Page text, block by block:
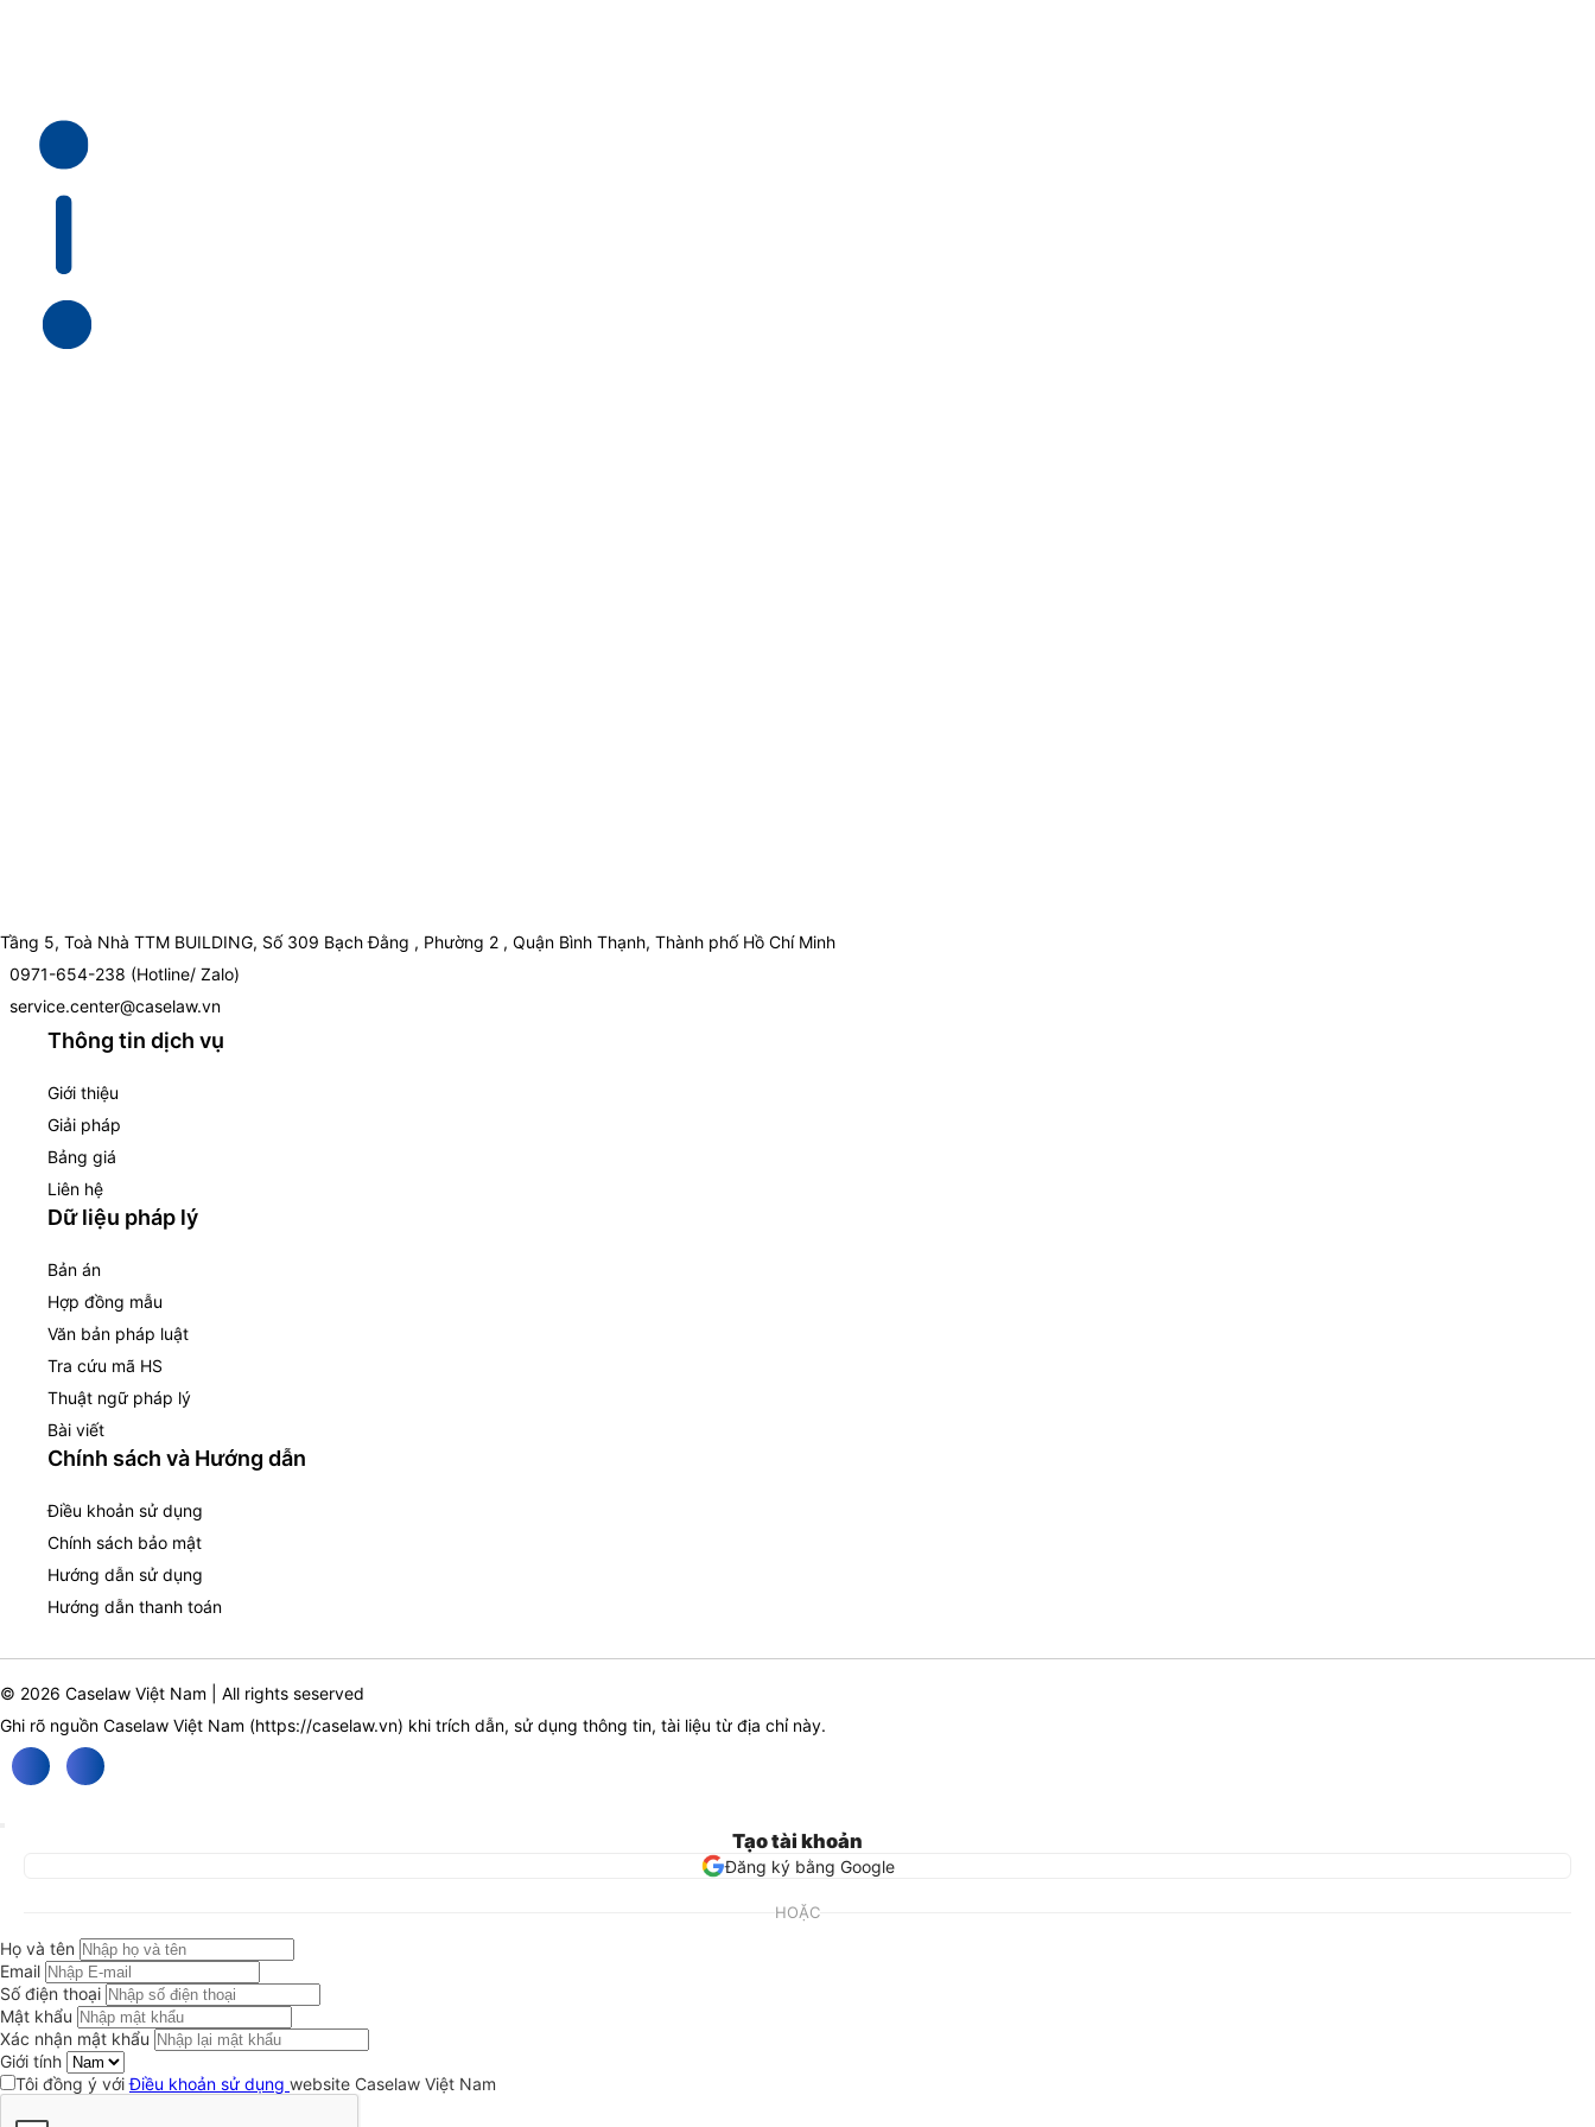
Tầng 5, Toà Nhà TTM BUILDING, Số 309 Bạch Đằng , Phường 2 , Quận Bình Thạnh, Thành phố Hồ Chí Minh
0971-654-238 (Hotline/ Zalo)
service.center@caselaw.vn
Thông tin dịch vụ
Giới thiệu
Giải pháp
Bảng giá
Liên hệ
Dữ liệu pháp lý
Bản án
Hợp đồng mẫu
Văn bản pháp luật
Tra cứu mã HS
Thuật ngữ pháp lý
Bài viết
Chính sách và Hướng dẫn
Điều khoản sử dụng
Chính sách bảo mật
Hướng dẫn sử dụng
Hướng dẫn thanh toán
© 2026 Caselaw Việt Nam | All rights seserved
Ghi rõ nguồn Caselaw Việt Nam (https://caselaw.vn) khi trích dẫn, sử dụng thông tin, tài liệu từ địa chỉ này.
Tạo tài khoản
Đăng ký bằng Google
HOẶC
Họ và tên
Email
Số điện thoại
Mật khẩu
Xác nhận mật khẩu
Giới tính
Tôi đồng ý vớiĐiều khoản sử dụng website Caselaw Việt Nam